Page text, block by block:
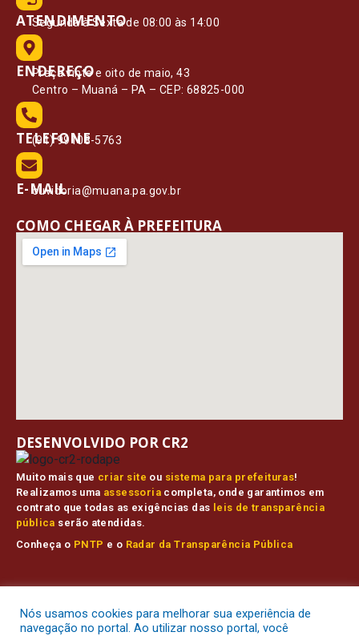
ATENDIMENTO
Segunda à Sexta de 08:00 às 14:00
ENDEREÇO
Praça vinte e oito de maio, 43
Centro – Muaná – PA – CEP: 68825-000
TELEFONE
(91) 99108-5763
E-MAIL
ouvidoria@muana.pa.gov.br
COMO CHEGAR À PREFEITURA
Muito mais que criar site ou sistema para prefeituras!
Realizamos uma assessoria completa, onde garantimos em
contrato que todas as exigências das leis de transparência
pública serão atendidas.
Conheça o PNTP e o Radar da Transparência Pública
DESENVOLVIDO POR CR2
Todos os direitos reservados aPrefeitura Municipal de Muaná.
Mapa do SiteAcessar Área AdministrativaAcessar o Webmail
Nós usamos cookies para melhorar sua experiência de
navegação no portal. Ao utilizar nosso portal, você